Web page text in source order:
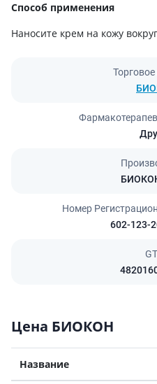
Способ применения
Наносите крем на кожу
Номер
602-123-
Цена БИОКОН
Название